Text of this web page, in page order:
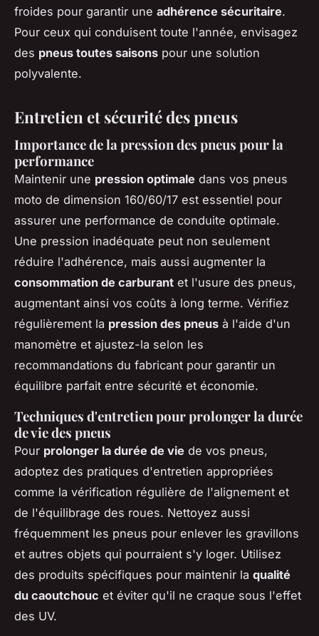
froides pour garantir une adhérence sécuritaire.
Pour ceux qui conduisent toute l'année, envisagez
des pneus toutes saisons pour une solution
polyvalente.
Entretien et sécurité des pneus
Importance de la pression des pneus pour la
performance
Maintenir une pression optimale dans vos pneus
moto de dimension 160/60/17 est essentiel pour
assurer une performance de conduite optimale.
Une pression inadéquate peut non seulement
réduire l'adhérence, mais aussi augmenter la
consommation de carburant et l'usure des pneus,
augmentant ainsi vos coûts à long terme. Vérifiez
régulièrement la pression des pneus à l'aide d'un
manomètre et ajustez-la selon les
recommandations du fabricant pour garantir un
équilibre parfait entre sécurité et économie.
Techniques d'entretien pour prolonger la durée
de vie des pneus
Pour prolonger la durée de vie de vos pneus,
adoptez des pratiques d'entretien appropriées
comme la vérification régulière de l'alignement et
de l'équilibrage des roues. Nettoyez aussi
fréquemment les pneus pour enlever les gravillons
et autres objets qui pourraient s'y loger. Utilisez
des produits spécifiques pour maintenir la qualité
du caoutchouc et éviter qu'il ne craque sous l'effet
des UV.